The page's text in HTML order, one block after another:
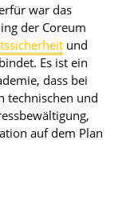
war das
der Coreum
und
Es ist ein
dass bei
technischen und
auf dem Plan